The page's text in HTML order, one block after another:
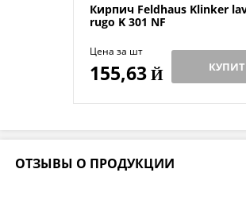
Кирпич Feldhaus Klinker
rugo K 301 NF
Цена за шт
155,63Й
ОТЗЫВЫ О ПРОДУКЦИИ